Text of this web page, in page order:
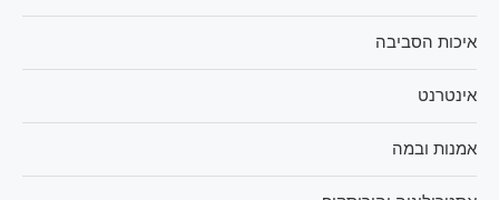
איכות הסביבה
אינטרנט
אמנות ובמה